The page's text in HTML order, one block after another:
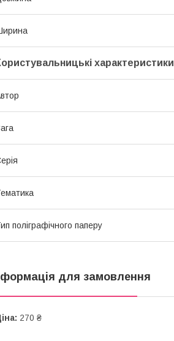
характеристики
поліграфічного паперу
для замовлення
270 ₴